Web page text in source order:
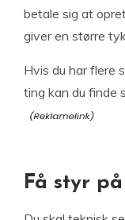
betale sig at
giver en større
Hvis du har flere
ting kan du finde
Få styr